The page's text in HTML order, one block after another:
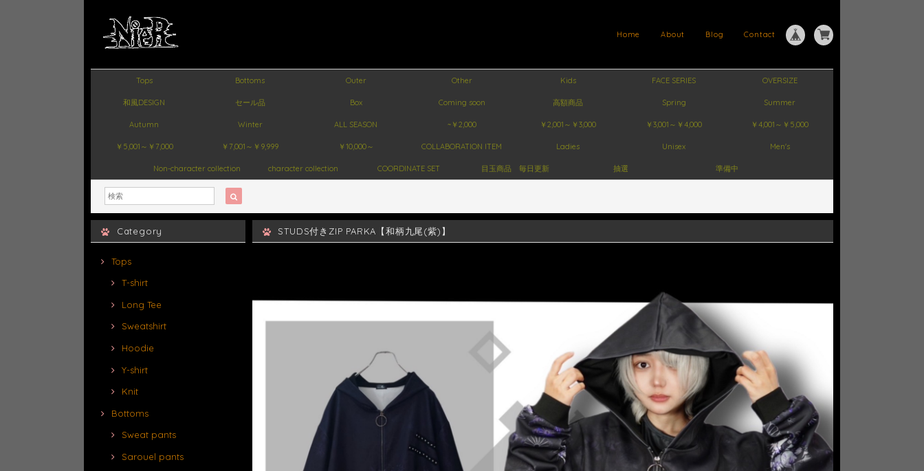
Contact
Blog
About
Home
Tops Bottoms Outer Other Kids FACE SERIES OVERSIZE
和風DESIGN セール品 Box Coming soon 高額商品 Spring Summer
Autumn Winter ALL SEASON ~￥2,000 ￥2,001～￥3,000 ￥3,001～￥4,000 ￥4,001～￥5,000
￥5,001～￥7,000 ￥7,001～￥9,999 ￥10,000～ COLLABORATION ITEM Ladies Unisex Men's
Non-character collection character collection COORDINATE SET 目玉商品 毎日更新 抽選 準備中
Category
Tops
T-shirt
Long Tee
Sweatshirt
Hoodie
Y-shirt
Knit
Bottoms
Sweat pants
Sarouel pants
STUDS付きZIP PARKA【和柄九尾(紫)】